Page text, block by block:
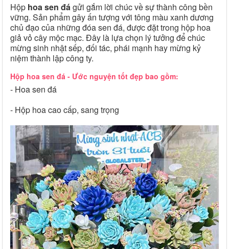
Hộp hoa sen đá gửi gắm lời chúc về sự thành công bền
vững. Sản phẩm gây ấn tượng với tông màu xanh dương
chủ đạo của những đóa sen đá, được đặt trong hộp hoa
giả vỏ cây mộc mạc. Đây là lựa chọn lý tưởng để chúc
mừng sinh nhật sếp, đối tác, phái mạnh hay mừng kỷ
niệm thành lập công ty.
Hộp hoa sen đá - Ước nguyện tốt đẹp bao gồm:
- Hoa sen đá
- Hộp hoa cao cấp, sang trọng